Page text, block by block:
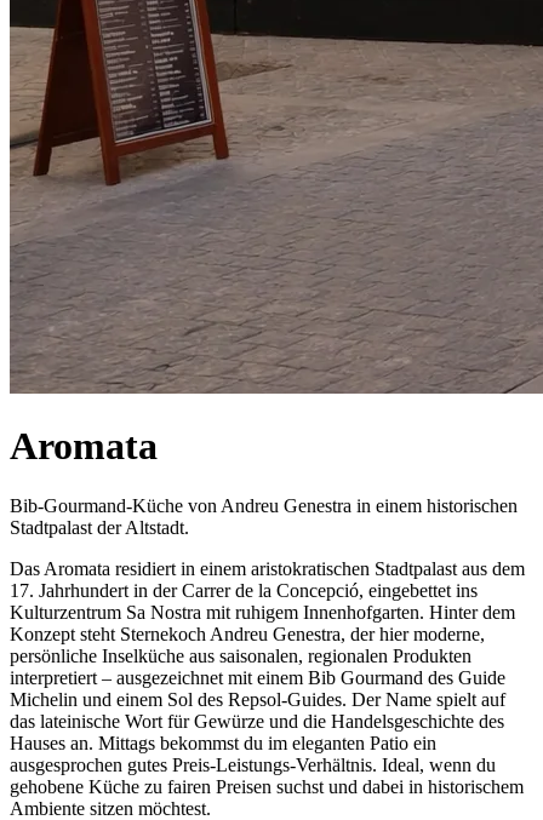
Aromata
Bib-Gourmand-Küche von Andreu Genestra in einem historischen
Stadtpalast der Altstadt.
Das Aromata residiert in einem aristokratischen Stadtpalast aus dem
17. Jahrhundert in der Carrer de la Concepció, eingebettet ins
Kulturzentrum Sa Nostra mit ruhigem Innenhofgarten. Hinter dem
Konzept steht Sternekoch Andreu Genestra, der hier moderne,
persönliche Inselküche aus saisonalen, regionalen Produkten
interpretiert – ausgezeichnet mit einem Bib Gourmand des Guide
Michelin und einem Sol des Repsol-Guides. Der Name spielt auf
das lateinische Wort für Gewürze und die Handelsgeschichte des
Hauses an. Mittags bekommst du im eleganten Patio ein
ausgesprochen gutes Preis-Leistungs-Verhältnis. Ideal, wenn du
gehobene Küche zu fairen Preisen suchst und dabei in historischem
Ambiente sitzen möchtest.